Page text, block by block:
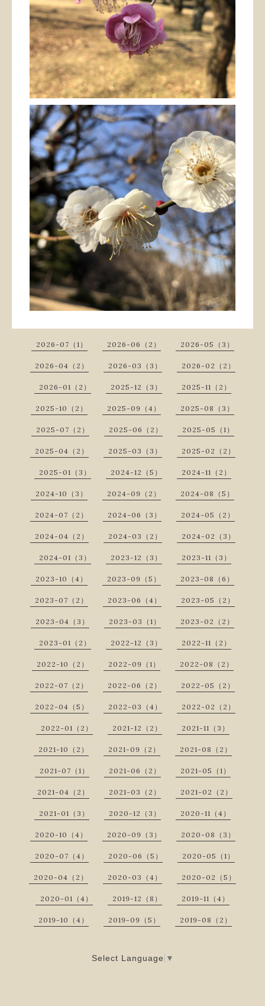
2026-07（1） 2026-06（2） 2026-05（3）
2026-04（2） 2026-03（3） 2026-02（2）
2026-01（2） 2025-12（3） 2025-11（2）
2025-10（2） 2025-09（4） 2025-08（3）
2025-07（2） 2025-06（2） 2025-05（1）
2025-04（2） 2025-03（3） 2025-02（2）
2025-01（3） 2024-12（5） 2024-11（2）
2024-10（3） 2024-09（2） 2024-08（5）
2024-07（2） 2024-06（3） 2024-05（2）
2024-04（2） 2024-03（2） 2024-02（3）
2024-01（3） 2023-12（3） 2023-11（3）
2023-10（4） 2023-09（5） 2023-08（6）
2023-07（2） 2023-06（4） 2023-05（2）
2023-04（3） 2023-03（1） 2023-02（2）
2023-01（2） 2022-12（3） 2022-11（2）
2022-10（2） 2022-09（1） 2022-08（2）
2022-07（2） 2022-06（2） 2022-05（2）
2022-04（5） 2022-03（4） 2022-02（2）
2022-01（2） 2021-12（2） 2021-11（3）
2021-10（2） 2021-09（2） 2021-08（2）
2021-07（1） 2021-06（2） 2021-05（1）
2021-04（2） 2021-03（2） 2021-02（2）
2021-01（3） 2020-12（3） 2020-11（4）
2020-10（4） 2020-09（3） 2020-08（3）
2020-07（4） 2020-06（5） 2020-05（1）
2020-04（2） 2020-03（4） 2020-02（5）
2020-01（4） 2019-12（8） 2019-11（4）
2019-10（4） 2019-09（5） 2019-08（2）
Select Language ▼